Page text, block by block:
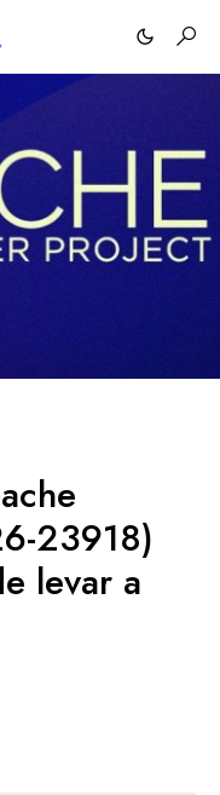
23918)
levar a